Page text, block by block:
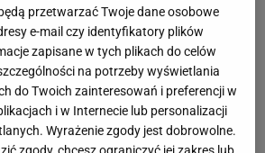
przetwarzać Twoje dane osobowe
e-mail czy identyfikatory plików
zapisane w tych plikach do celów
na potrzeby wyświetlania
do Twoich zainteresowań i preferencji w
i w Internecie lub personalizacji
Wyrażenie zgody jest dobrowolne.
zgody, chcesz ograniczyć jej zakres lub